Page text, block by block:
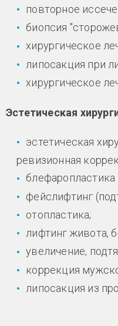
повторное
биопсия
хирургическое
липосакция при
хирургическое
Эстетическая
эстетическая
ревизионная
фейслифтинг
отопластика;
лифтинг живота,
увеличение,
коррекция
липосакция из